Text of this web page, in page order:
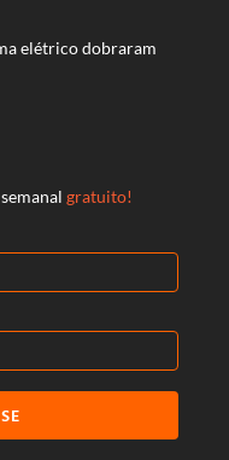
elétrico dobraram
gratuito!